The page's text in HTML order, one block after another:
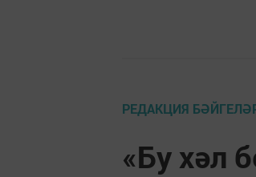
РЕДАКЦИЯ
«Бу хәл